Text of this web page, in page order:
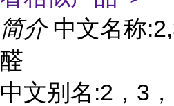
简介 中文名称
醛
中文别名:2，3